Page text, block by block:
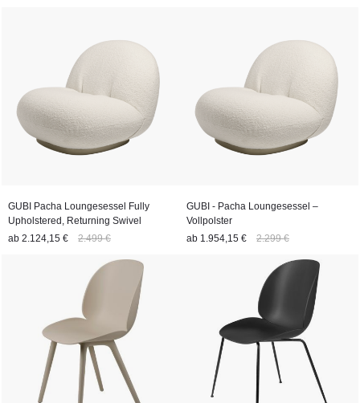
GUBI Pacha Loungesessel Fully
Upholstered, Returning Swivel
ab 2.124,15 € 2.499 €
GUBI - Pacha Loungesessel –
Vollpolster
ab 1.954,15 € 2.299 €